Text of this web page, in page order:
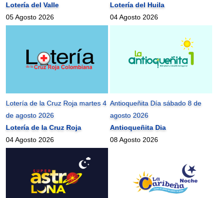
Lotería del Valle
05 Agosto 2026
Lotería del Huila
04 Agosto 2026
Lotería de la Cruz Roja martes 4
de agosto 2026
Lotería de la Cruz Roja
04 Agosto 2026
Antioqueñita Día sábado 8 de
agosto 2026
Antioqueñita Dia
08 Agosto 2026